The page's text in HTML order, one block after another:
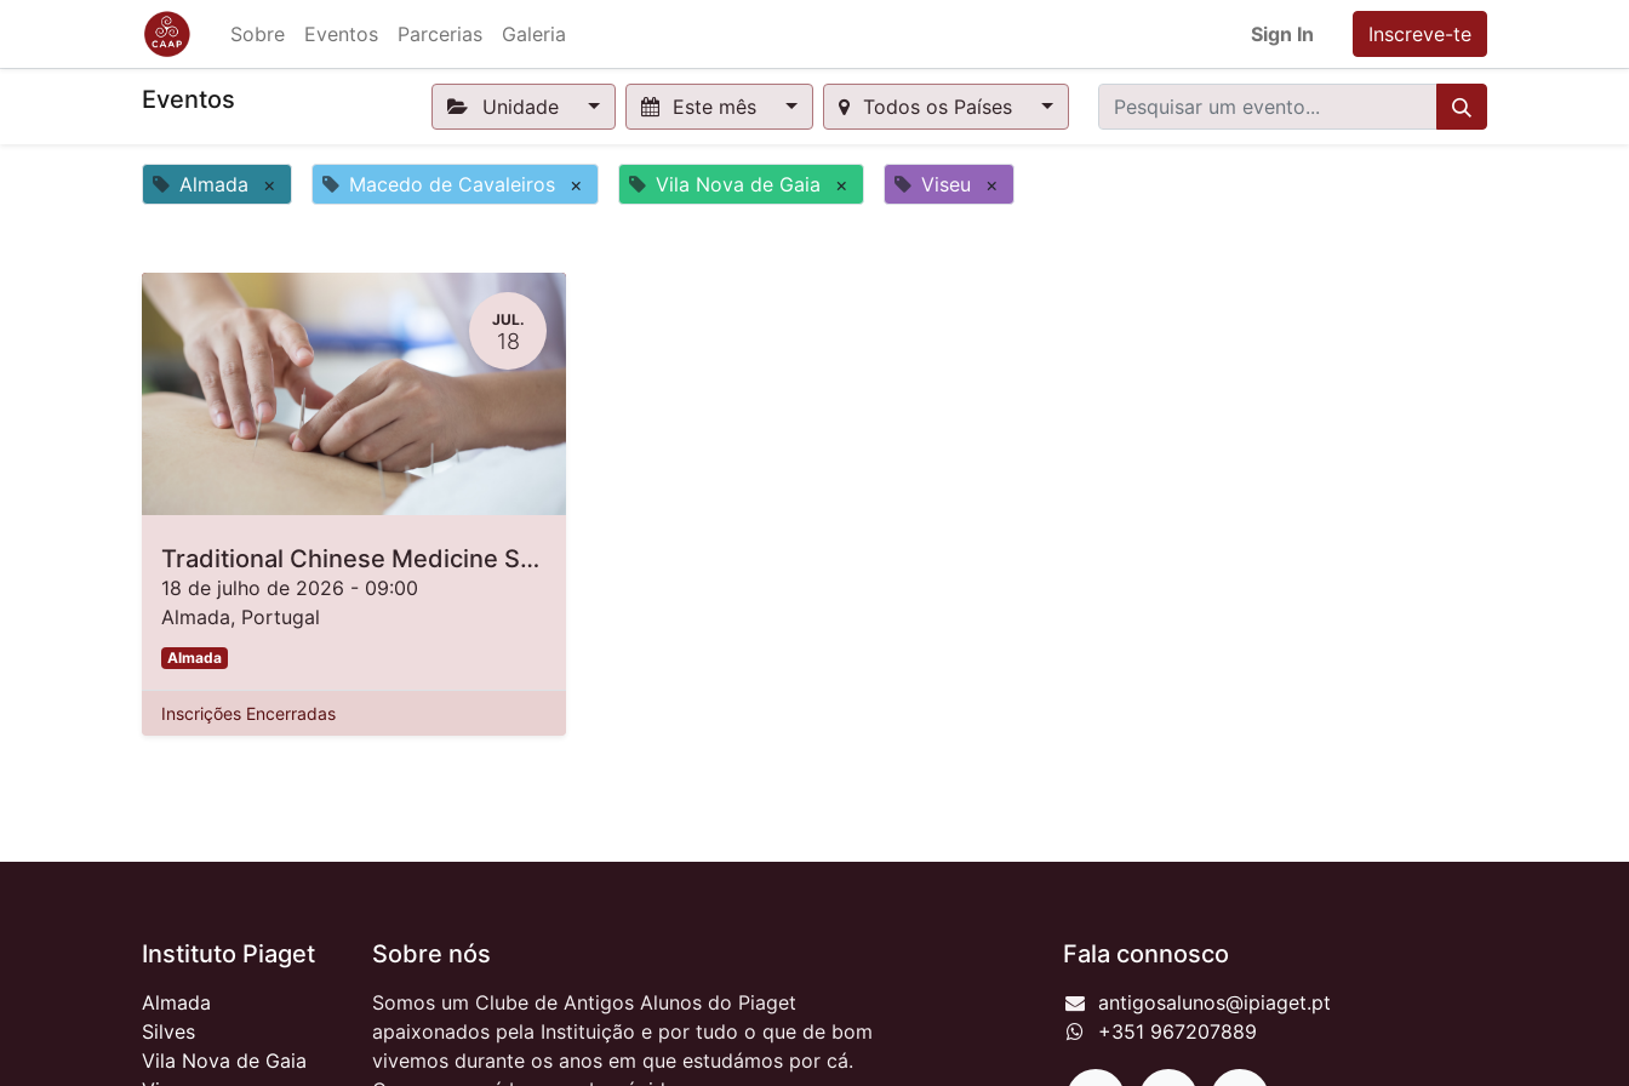
Sobre Eventos Parcerias Galeria Sign In Inscreve-te
Eventos Unidade Este mês Todos os Países
Almada × Macedo de Cavaleiros × Vila Nova de Gaia × Viseu ×
JUL.
18
Traditional Chinese Medicine Summer Camp 2026 [2nd Edition]
18 de julho de 2026 - 09:00
Almada, Portugal
Almada
Inscrições Encerradas
Instituto Piaget
Almada
Silves
Vila Nova de Gaia
Sobre nós
Somos um Clube de Antigos Alunos do Piaget
apaixonados pela Instituição e por tudo o que de bom
vivemos durante os anos em que estudámos por cá.
Fala connosco
antigosalunos@ipiaget.pt
+351 967207889